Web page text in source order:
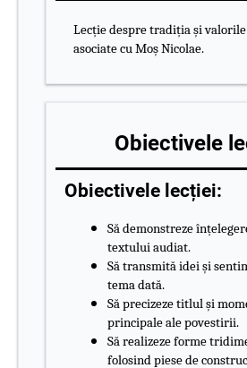
Lecție despre tradiția și
asociate cu Moș Nicolae.
Obiectivele
Obiectivele lecției:
Să demonstreze
textului audiat.
Să transmită idei și
tema dată.
Să precizeze titlul și
principale ale povestirii.
Să realizeze forme
folosind piese de